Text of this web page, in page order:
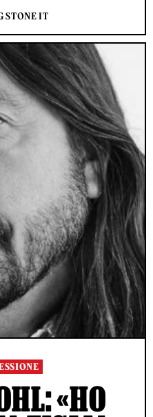
STONE IT
«HO